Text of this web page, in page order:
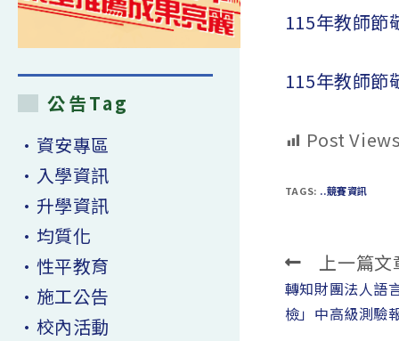
115年教師節
115年教師節
Post
TAGS: ..競賽資訊
Read
more
articles
上一篇文
轉知財團法人語
檢」中高級測驗
公告Tag
•資安專區
•入學資訊
•升學資訊
•均質化
•性平教育
•施工公告
•校內活動